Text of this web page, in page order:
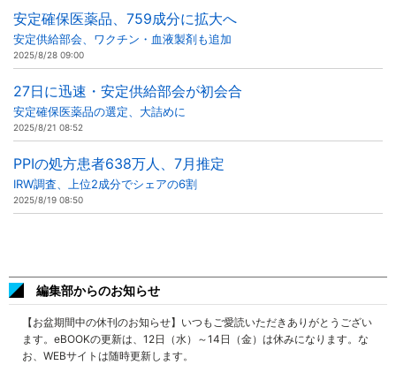
安定確保医薬品、759成分に拡大へ
安定供給部会、ワクチン・血液製剤も追加
2025/8/28 09:00
27日に迅速・安定供給部会が初会合
安定確保医薬品の選定、大詰めに
2025/8/21 08:52
PPIの処方患者638万人、7月推定
IRW調査、上位2成分でシェアの6割
2025/8/19 08:50
編集部からのお知らせ
【お盆期間中の休刊のお知らせ】いつもご愛読いただきありがとうござい
ます。eBOOKの更新は、12日（水）～14日（金）は休みになります。な
お、WEBサイトは随時更新します。